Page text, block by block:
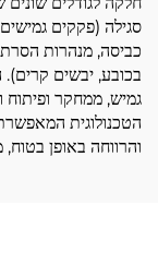
סגילה (פקקים
כביסה, מנהרות הסרת
בכובע, יבשים
גמיש, ממחקר ופיתוח
הטכנולוגית
והרווחה באופן בטוח,